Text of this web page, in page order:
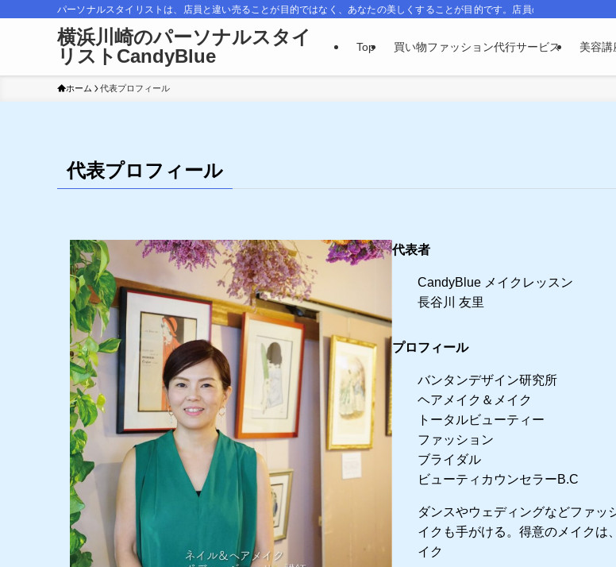
パーソナルスタイリストは、店員と違い売ることが目的ではなく、あなたの美しくすることが目的です。店員の勧める品は、
横浜川崎のパーソナルスタイ
リストCandyBlue
Top 買い物ファッション代行サービス 美容講
ホーム 代表プロフィール
代表プロフィール
代表者
CandyBlue メイクレッスン
長谷川 友里
プロフィール
バンタンデザイン研究所
ヘアメイク＆メイク
トータルビューティー
ファッション
ブライダル
ビューティカウンセラーB.C
ダンスやウェディングなどファッ
イクも手がける。得意のメイクは
イク